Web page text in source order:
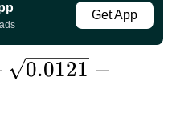
Get App
0.0121 −